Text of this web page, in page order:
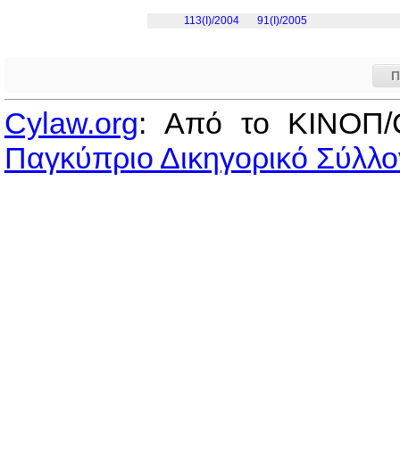
113(I)/2004 91(I)/2005
Cylaw.org: Από το
Παγκύπριο Δικηγορικό